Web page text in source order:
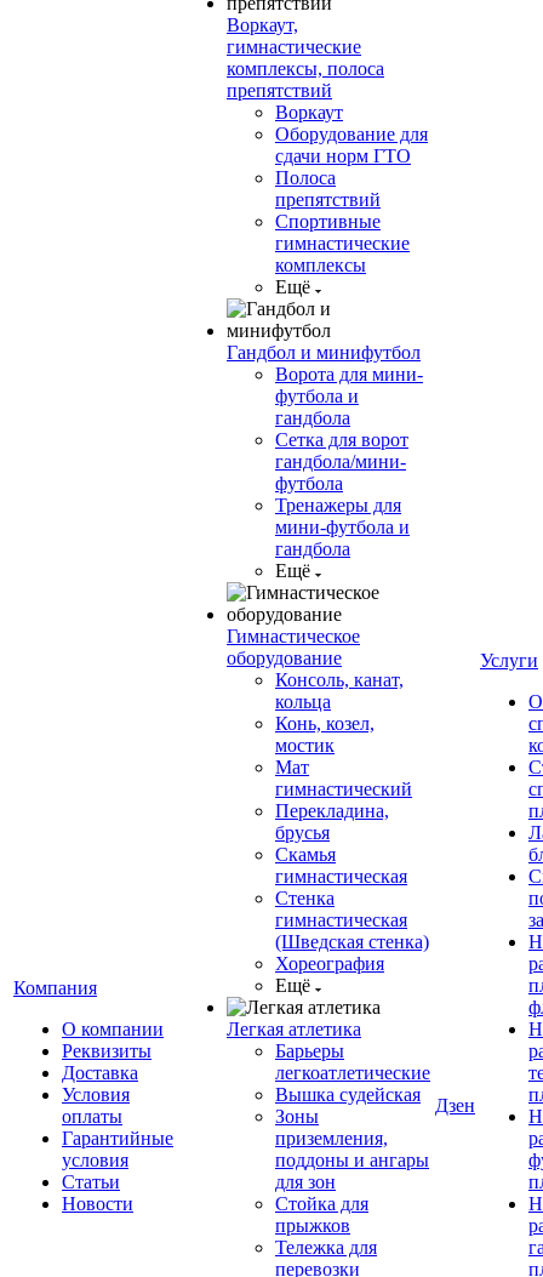
Компания
О компании
Реквизиты
Доставка
Условия
оплаты
Гарантийные
условия
Статьи
Новости
Воркаут,
гимнастические
комплексы, полоса
препятствий
Воркаут
Оборудование для
сдачи норм ГТО
Полоса
препятствий
Спортивные
гимнастические
комплексы
Ещё
Гандбол и минифутбол
Ворота для мини-
футбола и
гандбола
Сетка для ворот
гандбола/мини-
футбола
Тренажеры для
мини-футбола и
гандбола
Ещё
Гимнастическое
оборудование
Консоль, канат,
кольца
Конь, козел,
мостик
Мат
гимнастический
Перекладина,
брусья
Скамья
гимнастическая
Стенка
гимнастическая
(Шведская стенка)
Хореография
Ещё
Легкая атлетика
Барьеры
легкоатлетические
Вышка судейская
Зоны
приземления,
поддоны и ангары
для зон
Стойка для
прыжков
Тележка для
перевозки
Дзен
Услуги